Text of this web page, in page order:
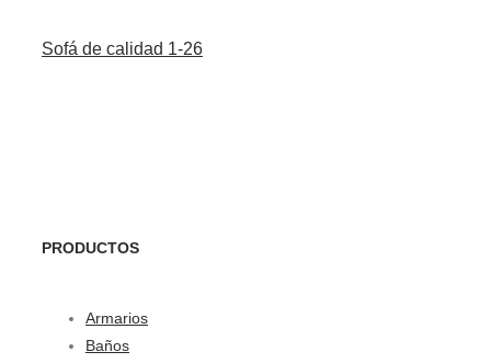
Sofá de calidad 1-26
PRODUCTOS
Armarios
Baños